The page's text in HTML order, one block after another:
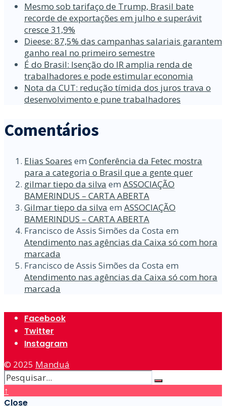
Mesmo sob tarifaço de Trump, Brasil bate
recorde de exportações em julho e superávit
cresce 31,9%
Dieese: 87,5% das campanhas salariais garantem
ganho real no primeiro semestre
É do Brasil: Isenção do IR amplia renda de
trabalhadores e pode estimular economia
Nota da CUT: redução tímida dos juros trava o
desenvolvimento e pune trabalhadores
Comentários
Elias Soares em Conferência da Fetec mostra
para a categoria o Brasil que a gente quer
gilmar tiepo da silva em ASSOCIAÇÃO
BAMERINDUS – CARTA ABERTA
Gilmar tiepo da silva em ASSOCIAÇÃO
BAMERINDUS – CARTA ABERTA
Francisco de Assis Simões da Costa em
Atendimento nas agências da Caixa só com hora
marcada
Francisco de Assis Simões da Costa em
Atendimento nas agências da Caixa só com hora
marcada
Facebook
Twitter
Instagram
© 2025 Manduá
↑
Close